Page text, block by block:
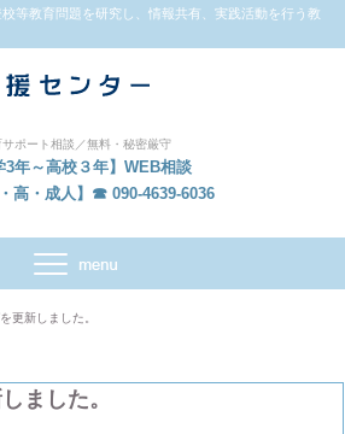
等教育問題を研究し、情報共有、実践活動を行う教
サポート相談／無料・秘密厳守
3年～高校３年】WEB相談
・高・成人】☎ 090-4639-6036
更新しました。
ました。